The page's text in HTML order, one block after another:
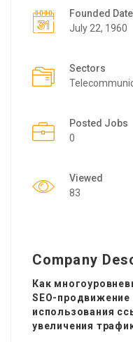
Founded Date
July 22, 1960
Sectors
Posted Jobs
0
Viewed
83
Company
Как
SEO-
использования
увеличения